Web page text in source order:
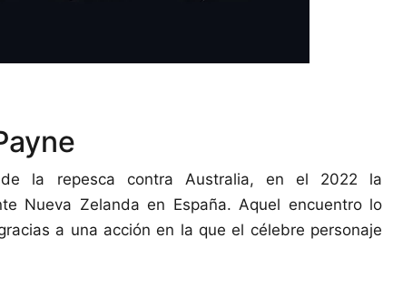
de la repesca contra Australia, en el 2022 la
Nueva Zelanda en España. Aquel encuentro lo
a una acción en la que el célebre personaje